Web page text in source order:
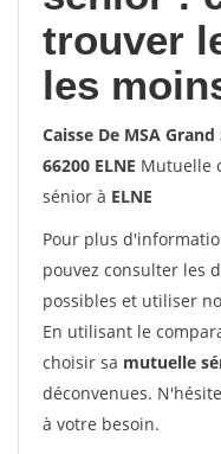
trouver
les
Caisse De MSA
66200 ELNE Mutuelle
sénior à ELNE
Pour plus
pouvez consulter les
possibles et utiliser
En utilisant le
choisir sa mutuelle
déconvenues.
à votre besoin.